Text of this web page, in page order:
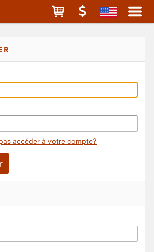
accéder à votre compte?